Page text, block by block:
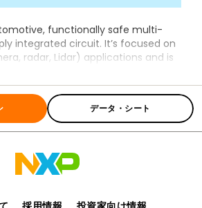
functionally safe multi-
integrated circuit. It’s focused on
radar, Lidar) applications and is
chip of the S32
multiple switch mode and linear
enhanced safety features with fail-
makes it a full part of a safety-
family of devices offering
It is developed in
データ・シート